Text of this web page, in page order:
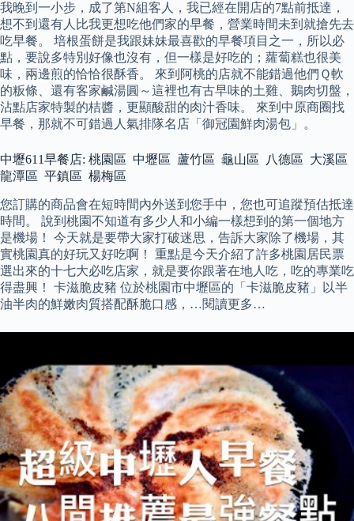
我晚到一小步，成了第N組客人，我已經在開店的7點前抵達，
想不到還有人比我更想吃他們家的早餐，營業時間未到就搶先去
吃早餐。 培根蛋餅是我跟妹妹最喜歡的早餐項目之一，所以必
點，要說多特別好像也沒有，但一樣是好吃的；蘿蔔糕也很美
味，兩邊煎的恰恰很酥香。 來到阿桃的店就不能錯過他們Ｑ軟
的粄條、還有客家鹹湯圓～這裡也有古早味的土雞、鵝肉切盤，
沾點店家特製的桔醬，更顯酸甜的肉汁香味。 來到中原商圈找
早餐，那就不可錯過人氣排隊名店「御冠園鮮肉湯包」。
中壢611早餐店: 桃園區 中壢區 蘆竹區 龜山區 八德區 大溪區
龍潭區 平鎮區 楊梅區
您訂購的商品會在短時間內外送到您手中，您也可追蹤預估抵達
時間。 說到桃園不知道有多少人和小編一樣想到的第一個地方
是機場！ 今天就是要帶大家打破迷思，告訴大家除了機場，其
實桃園真的好玩又好吃啊！ 重點是今天介紹了許多桃園居民票
選出來的十七大必吃店家，就是要你跟著在地人吃，吃的專業吃
得盡興！ 卡滋脆皮豬 位於桃園市中壢區的「卡滋脆皮豬」以半
油半肉的鮮嫩肉質搭配酥脆口感，…閱讀更多…